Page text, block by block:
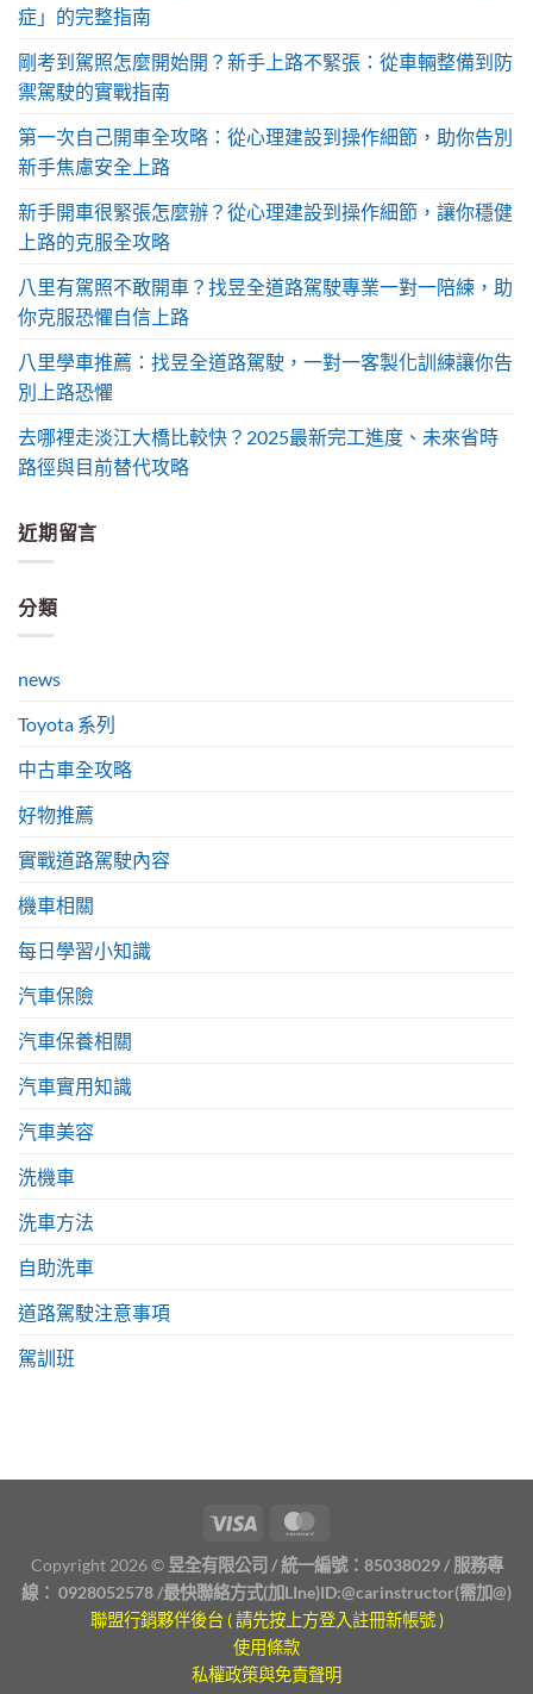
症」的完整指南
剛考到駕照怎麼開始開？新手上路不緊張：從車輛整備到防
禦駕駛的實戰指南
第一次自己開車全攻略：從心理建設到操作細節，助你告別
新手焦慮安全上路
新手開車很緊張怎麼辦？從心理建設到操作細節，讓你穩健
上路的克服全攻略
八里有駕照不敢開車？找昱全道路駕駛專業一對一陪練，助
你克服恐懼自信上路
八里學車推薦：找昱全道路駕駛，一對一客製化訓練讓你告
別上路恐懼
去哪裡走淡江大橋比較快？2025最新完工進度、未來省時
路徑與目前替代攻略
近期留言
分類
news
Toyota 系列
中古車全攻略
好物推薦
實戰道路駕駛內容
機車相關
每日學習小知識
汽車保險
汽車保養相關
汽車實用知識
汽車美容
洗機車
洗車方法
自助洗車
道路駕駛注意事項
駕訓班
Copyright 2026 © 昱全有限公司 / 統一編號：85038029 / 服務專
線： 0928052578/最快聯絡方式(加LIne)ID:@carinstructor(需加@)
聯盟行銷夥伴後台 ( 請先按上方登入註冊新帳號 )
使用條款
私權政策與免責聲明